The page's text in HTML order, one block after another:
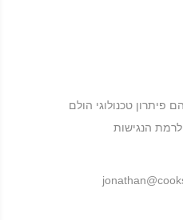
טכנולוגי הולם
הנגישות